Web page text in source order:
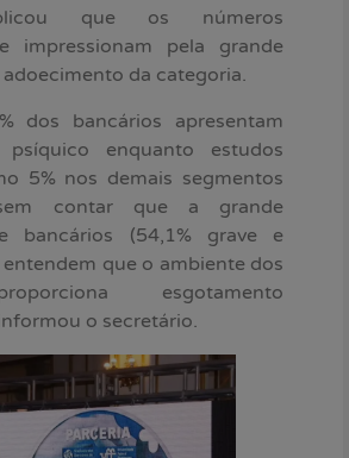
que os números
impressionam pela grande
da categoria.
dos bancários apresentam
psíquico enquanto estudos
5% nos demais segmentos
contar que a grande
bancários (54,1% grave e
que o ambiente dos
esgotamento
o secretário.